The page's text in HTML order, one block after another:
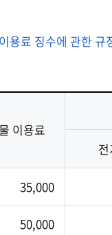
용료 징수에 관한 규
이용료
35,000
50,000